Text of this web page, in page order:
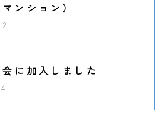
ンション）
に加入しました